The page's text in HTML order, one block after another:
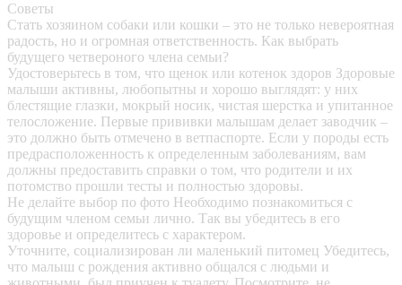
Советы
Стать хозяином собаки или кошки – это не только невероятная
радость, но и огромная ответственность. Как выбрать
будущего четвероного члена семьи?
Удостоверьтесь в том, что щенок или котенок здоров Здоровые
малыши активны, любопытны и хорошо выглядят: у них
блестящие глазки, мокрый носик, чистая шерстка и упитанное
телосложение. Первые прививки малышам делает заводчик –
это должно быть отмечено в ветпаспорте. Если у породы есть
предрасположенность к определенным заболеваниям, вам
должны предоставить справки о том, что родители и их
потомство прошли тесты и полностью здоровы.
Не делайте выбор по фото Необходимо познакомиться с
будущим членом семьи лично. Так вы убедитесь в его
здоровье и определитесь с характером.
Уточните, социализирован ли маленький питомец Убедитесь,
что малыш с рождения активно общался с людьми и